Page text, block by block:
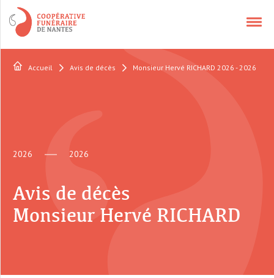
NOS SERVICES
CONTACT
QUI SOMMES-NOUS ?
Accueil Avis de décès Monsieur Hervé RICHARD 2026 - 2026
2026 2026
Avis de décès
Monsieur Hervé RICHARD